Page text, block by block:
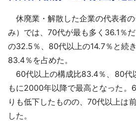
休廃業・解散した企業の代表者
み）では、70代が最も多く36.1％
の32.5％、80代以上の14.7％と続
83.4％を占めた。
60代以上の構成比83.4％、80代
もに2000年以降で最高となった。
りも低下したものの、70代以上は
した。